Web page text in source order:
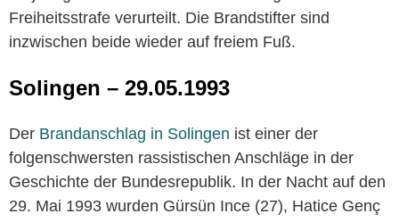
Freiheitsstrafe verurteilt. Die Brandstifter sind
inzwischen beide wieder auf freiem Fuß.
Solingen – 29.05.1993
Der Brandanschlag in Solingen ist einer der
folgenschwersten rassistischen Anschläge in der
Geschichte der Bundesrepublik. In der Nacht auf den
29. Mai 1993 wurden Gürsün Ince (27), Hatice Genç